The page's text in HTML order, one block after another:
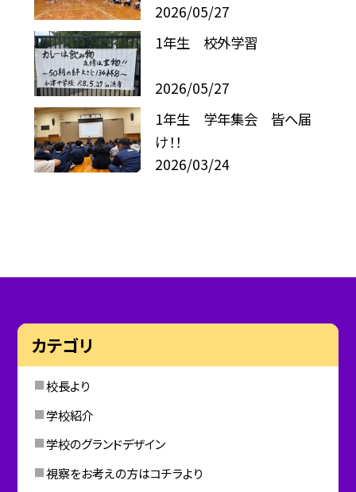
2026/05/27
1年生 校外学習
2026/05/27
1年生 学年集会 皆へ届
け！！
2026/03/24
カテゴリ
校長より
学校紹介
学校のグランドデザイン
視察をお考えの方はコチラより